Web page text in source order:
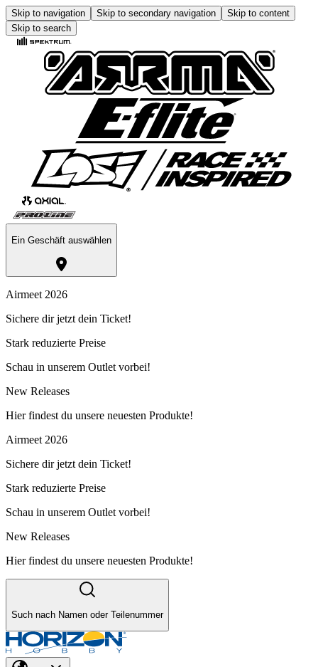
Skip to navigation Skip to secondary navigation
Skip to content
Skip to search
Ein Geschäft auswählen
Airmeet 2026
Sichere dir jetzt dein Ticket!
Stark reduzierte Preise
Schau in unserem Outlet vorbei!
New Releases
Hier findest du unsere neuesten Produkte!
Airmeet 2026
Sichere dir jetzt dein Ticket!
Stark reduzierte Preise
Schau in unserem Outlet vorbei!
New Releases
Hier findest du unsere neuesten Produkte!
Such nach Namen oder Teilenummer